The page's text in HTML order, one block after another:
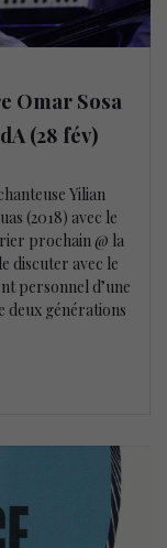
Omar Sosa
(28 fév)
Yilian
(2018) avec le
prochain @ la
discuter avec le
personnel d’une
deux générations